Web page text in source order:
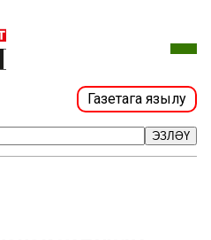
Газетага язылу
ЭЗЛӘҮ